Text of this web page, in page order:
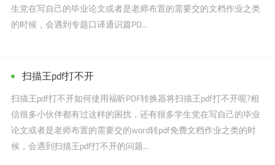
生党在写自己的毕业论文或者是老师布置的需要交的文档作业之类
的时候，会遇到专题口译通识篇PD...
扫描王pdf打不开
扫描王pdf打不开如何使用福昕PDF转换器将扫描王pdf打不开呢?相
信很多小伙伴都有过这样的困扰，还有很多学生党在写自己的毕业
论文或者是老师布置的需要交的word转pdf免费文档作业之类的时
候，会遇到扫描王pdf打不开的问题...